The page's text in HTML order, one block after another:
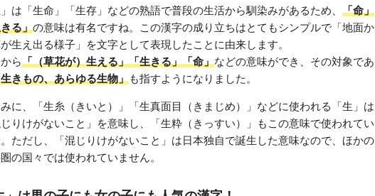
」は「生命」「生存」などの熟語で普段の生活から馴染みがあるため、 「命」
る」の意味は有名ですね。この漢字の成り立ちはとてもシンプルで「地面か
生え出る様子」を文字として表現したことに由来します。
ら「（草花が）生える」「生きる」「命」などの意味ができ、その対象であ
きもの、あらゆる生物」も指すようになりました。
に、「生糸（きいと）」「生真面目（きまじめ）」などに使われる「生」は
じりけがないこと」を意味し、「生粋（きっすい）」もこの意味で使われてい
。ただし、「混じりけがないこと」は日本独自で誕生した意味なので、ほかの
の国々では使われていません。